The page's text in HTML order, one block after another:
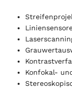
Konfokal-